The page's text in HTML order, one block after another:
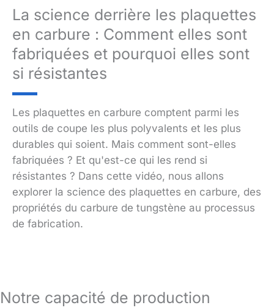
La science derrière les plaquettes
en carbure : Comment elles sont
fabriquées et pourquoi elles sont
si résistantes
Les plaquettes en carbure comptent parmi les
outils de coupe les plus polyvalents et les plus
durables qui soient. Mais comment sont-elles
fabriquées ? Et qu'est-ce qui les rend si
résistantes ? Dans cette vidéo, nous allons
explorer la science des plaquettes en carbure, des
propriétés du carbure de tungstène au processus
de fabrication.
Notre capacité de production